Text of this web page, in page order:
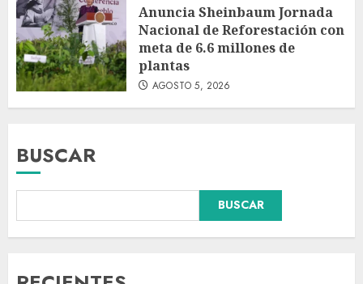
Anuncia Sheinbaum Jornada
Nacional de Reforestación con
meta de 6.6 millones de
plantas
AGOSTO 5, 2026
BUSCAR
BUSCAR